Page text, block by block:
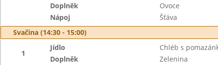
Doplněk
Ovoce
Nápoj
Šťáva
Svačina (14:30 - 15:00)
1
Jídlo
Chléb s
Doplněk
Zelenina